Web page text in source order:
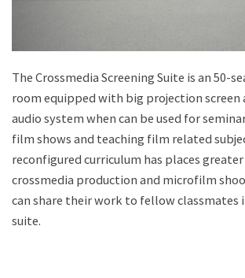
The Crossmedia Screening Suite is an 50-
room equipped with big projection
audio system when can be used for
film shows and teaching film related
reconfigured curriculum has places
crossmedia production and microfilm
can share their work to fellow classmates
suite.